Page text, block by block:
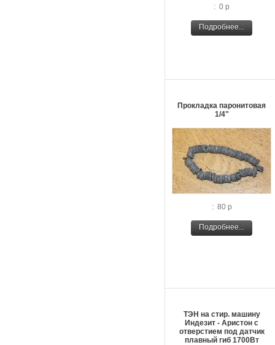
: 0 р
Подробнее...
Прокладка паронитовая
1/4"
: 80 р
Подробнее...
ТЭН на стир. машину
Индезит - Аристон с
отверстием под датчик
плавный гиб 1700Вт